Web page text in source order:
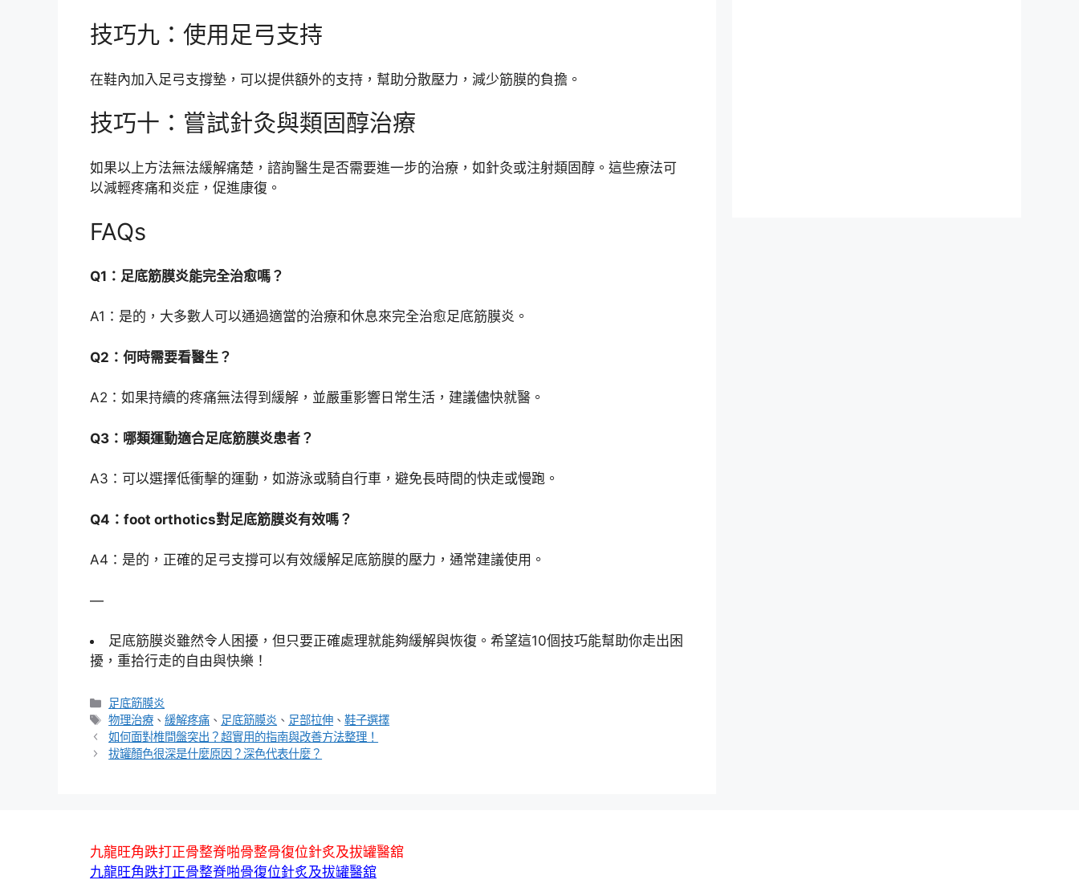
技巧九：使用足弓支持
在鞋內加入足弓支撐墊，可以提供額外的支持，幫助分散壓力，減少筋膜的負擔。
技巧十：嘗試針灸與類固醇治療
如果以上方法無法緩解痛楚，諮詢醫生是否需要進一步的治療，如針灸或注射類固醇。這些療法可
以減輕疼痛和炎症，促進康復。
FAQs
Q1：足底筋膜炎能完全治愈嗎？
A1：是的，大多數人可以通過適當的治療和休息來完全治愈足底筋膜炎。
Q2：何時需要看醫生？
A2：如果持續的疼痛無法得到緩解，並嚴重影響日常生活，建議儘快就醫。
Q3：哪類運動適合足底筋膜炎患者？
A3：可以選擇低衝擊的運動，如游泳或騎自行車，避免長時間的快走或慢跑。
Q4：foot orthotics對足底筋膜炎有效嗎？
A4：是的，正確的足弓支撐可以有效緩解足底筋膜的壓力，通常建議使用。
—
足底筋膜炎雖然令人困擾，但只要正確處理就能夠緩解與恢復。希望這10個技巧能幫助你走出困
擾，重拾行走的自由與快樂！
分
類
足底筋膜炎
標
籤
物理治療 、緩解疼痛 、 足底筋膜炎 、 足部拉伸 、鞋子選擇
如何面對椎間盤突出？超實用的指南與改善方法整理！
拔罐顏色很深是什麼原因？深色代表什麼？
九龍旺角跌打正骨整脊啪骨整骨復位針炙及拔罐醫舘
九龍旺角跌打正骨整脊啪骨復位針炙及拔罐醫舘